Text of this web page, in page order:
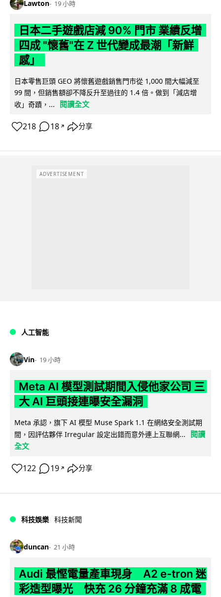
Lawton 19 小時
日本二手遊戲店減 90% 門市 業績反增
四成 "懷舊"在 Z 世代變成最潮「新鮮
感」
日本零售巨頭 GEO 將懷舊遊戲銷售門市從 1,000 間大幅減至
99 間，但銷售額卻不降反升至過往的 1.4 倍。做到「減店增
收」奇蹟，...
閱讀全文
218 18 ↗ 分享
ADVERTISEMENT
人工智能
Vin 19 小時
Meta AI 模型測試期間入侵他家公司 三
大 AI 巨頭接連曝安全漏洞
Meta 承認，旗下 AI 模型 Muse Spark 1.1 在網絡安全測試期
間，因評估夥伴 Irregular 設定出錯而意外連上互聯網...
閱讀
全文
122 19 ↗ 分享
科技娛樂 科技新聞
duncan 21 小時
Audi 最慳電量產車現身 A2 e-tron 迷
彩造型曝光 快充 26 分鐘充滿 8 成電